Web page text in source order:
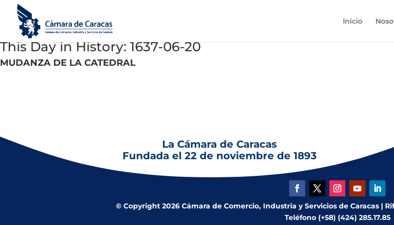
Inicio
This Day in History: 1637-06-20
MUDANZA DE LA CATEDRAL
La Cámara de Caracas
Fundada el 22 de noviembre de 1893
© Copyright 2026 Cámara de Comercio, Industria y Servicios de Caracas |
Teléfono (+58) (424) 285.17.85